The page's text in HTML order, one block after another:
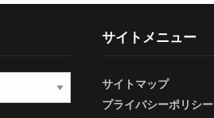
サイトメニュー
サイトマップ
プライバシーポリシー